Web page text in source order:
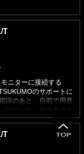
T
ニターに接続する
のサポートに
誤のあと、自前で用意
ただいた。担当者の名
にも関わらず、その解
入は二度目かつPCに
だったが、懇切丁寧に
った。もし可能であれ
T